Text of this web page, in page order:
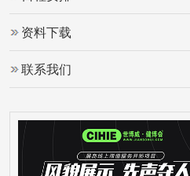
资料下载
联系我们